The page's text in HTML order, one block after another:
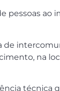
ao
de
na
técnica